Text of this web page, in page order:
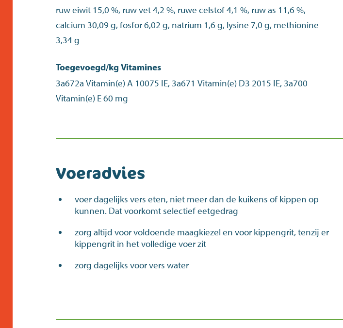
ruw eiwit 15,0 %, ruw vet 4,2 %, ruwe celstof 4,1 %, ruw as 11,6 %,
calcium 30,09 g, fosfor 6,02 g, natrium 1,6 g, lysine 7,0 g, methionine
3,34 g
Toegevoegd/kg Vitamines
3a672a Vitamin(e) A 10075 IE, 3a671 Vitamin(e) D3 2015 IE, 3a700
Vitamin(e) E 60 mg
Voeradvies
voer dagelijks vers eten, niet meer dan de kuikens of kippen op
kunnen. Dat voorkomt selectief eetgedrag
zorg altijd voor voldoende maagkiezel en voor kippengrit, tenzij er
kippengrit in het volledige voer zit
zorg dagelijks voor vers water